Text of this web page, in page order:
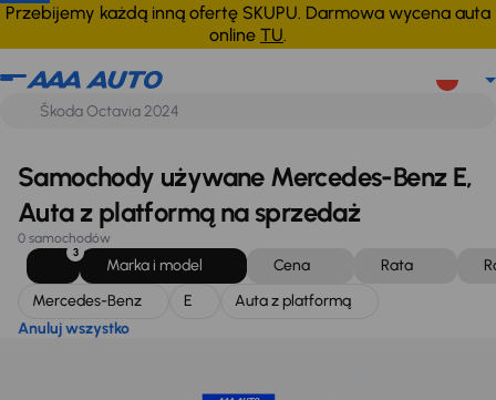
Przebijemy każdą inną ofertę SKUPU. Darmowa wycena auta
online TU.
Mercedes-Benz E Auta z platformą Anuluj wszystko
Samochody używane Mercedes-Benz E,
Auta z platformą na sprzedaż
0 samochodów
3
Marka i model Cena Rata
Mercedes-Benz
E
Auta z platformą
Anuluj wszystko